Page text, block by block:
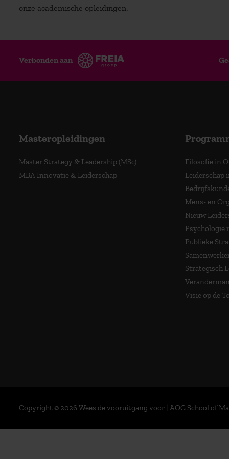
onze academische opleidingen.
Verbonden aan
Masteropleidingen
Master Strategy & Leadership (MSc)
MBA Innovatie & Leiderschap
Filosofie in
Leiderschap
Mens- en
Nieuw
Psychologie
Publieke
Strategisch
Visie op de
Copyright © 2026 Wees de vooruitgang voor | AOG School of